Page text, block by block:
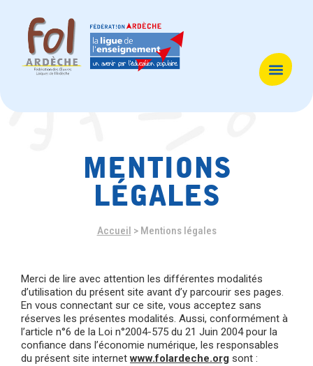
mentions
légales
Accueil > Mentions légales
Merci de lire avec attention les différentes modalités
d’utilisation du présent site avant d’y parcourir ses pages.
En vous connectant sur ce site, vous acceptez sans
réserves les présentes modalités. Aussi, conformément à
l’article n°6 de la Loi n°2004-575 du 21 Juin 2004 pour la
confiance dans l’économie numérique, les responsables
du présent site internetwww.folardeche.org sont :